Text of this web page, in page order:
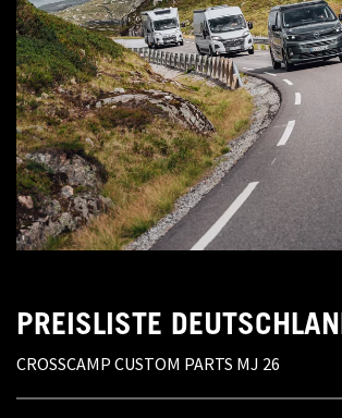
PREISLISTE
CROSSCAMP CUSTOM PARTS MJ 26